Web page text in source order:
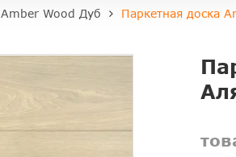
Amber Wood Дуб Паркетная доска